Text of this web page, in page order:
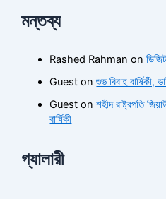
মন্তব্য
Rashed Rahman on
Guest onশুভ বিবাহ বার্ষিকী,
Guest onশহীদ রাষ্ট্রপতি
বার্ষিকী
গ্যালারী